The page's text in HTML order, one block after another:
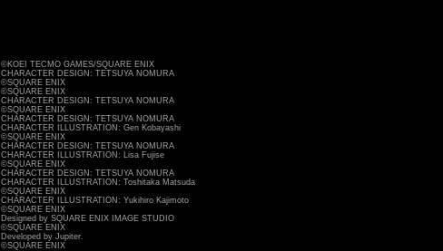
©KOEI TECMO GAMES/SQUARE ENIX
CHARACTER DESIGN: TETSUYA NOMURA
©SQUARE ENIX
©SQUARE ENIX
CHARACTER DESIGN: TETSUYA NOMURA
©SQUARE ENIX
CHARACTER DESIGN: TETSUYA NOMURA
CHARACTER ILLUSTRATION: Gen Kobayashi
©SQUARE ENIX
CHARACTER DESIGN: TETSUYA NOMURA
CHARACTER ILLUSTRATION: Lisa Fujise
©SQUARE ENIX
CHARACTER DESIGN: TETSUYA NOMURA
CHARACTER ILLUSTRATION: Toshitaka Matsuda
©SQUARE ENIX
CHARACTER ILLUSTRATION: Yukihiro Kajimoto
©SQUARE ENIX
Designed by SQUARE ENIX IMAGE STUDIO
©SQUARE ENIX
Developed by Jupiter.
©SQUARE ENIX